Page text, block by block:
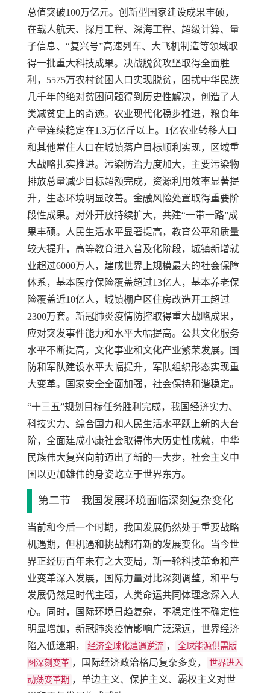
总值突破100万亿元。创新型国家建设成果丰硕，
在载人航天、探月工程、深海工程、超级计算、量
子信息、“复兴号”高速列车、大飞机制造等领域取
得一批重大科技成果。决战脱贫攻坚取得全面胜
利，5575万农村贫困人口实现脱贫，困扰中华民族
几千年的绝对贫困问题得到历史性解决，创造了人
类减贫史上的奇迹。农业现代化稳步推进，粮食年
产量连续稳定在1.3万亿斤以上。1亿农业转移人口
和其他常住人口在城镇落户目标顺利实现，区域重
大战略扎实推进。污染防治力度加大，主要污染物
排放总量减少目标超额完成，资源利用效率显著提
升，生态环境明显改善。金融风险处置取得重要阶
段性成果。对外开放持续扩大，共建“一带一路”成
果丰硕。人民生活水平显著提高，教育公平和质量
较大提升，高等教育进入普及化阶段，城镇新增就
业超过6000万人，建成世界上规模最大的社会保障
体系，基本医疗保险覆盖超过13亿人，基本养老保
险覆盖近10亿人，城镇棚户区住房改造开工超过
2300万套。新冠肺炎疫情防控取得重大战略成果，
应对突发事件能力和水平大幅提高。公共文化服务
水平不断提高，文化事业和文化产业繁荣发展。国
防和军队建设水平大幅提升，军队组织形态实现重
大变革。国家安全全面加强，社会保持和谐稳定。
“十三五”规划目标任务胜利完成，我国经济实力、
科技实力、综合国力和人民生活水平跃上新的大台
阶，全面建成小康社会取得伟大历史性成就，中华
民族伟大复兴向前迈出了新的一大步，社会主义中
国以更加雄伟的身姿屹立于世界东方。
第二节 我国发展环境面临深刻复杂变化
当前和今后一个时期，我国发展仍然处于重要战略
机遇期，但机遇和挑战都有新的发展变化。当今世
界正经历百年未有之大变局，新一轮科技革命和产
业变革深入发展，国际力量对比深刻调整，和平与
发展仍然是时代主题，人类命运共同体理念深入人
心。同时，国际环境日趋复杂，不稳定性不确定性
明显增加，新冠肺炎疫情影响广泛深远，世界经济
陷入低迷期，
经济全球化遭遇逆流 ，
全球能源供需版
图深刻变革 ，国际经济政治格局复杂多变，
世界进入
动荡变革期 ，单边主义、保护主义、霸权主义对世